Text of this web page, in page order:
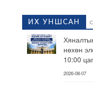
ИХ УНШСАН
нөхөн
10:00
2026-08-07